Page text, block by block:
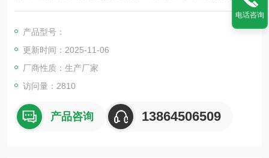
机，他是美缝剂，填缝剂等物料生产的主要设备。
产品型号：
更新时间：2025-11-06
厂商性质：生产厂家
访问量：2810
产品咨询 13864506509
电话咨询